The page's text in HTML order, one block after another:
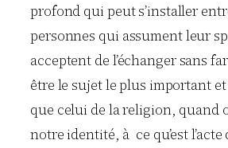
profond qui peut s’installer
personnes qui assument leur
acceptent de l’échanger sans
être le sujet le plus important
que celui de la religion, quand
notre identité, à ce qu’est